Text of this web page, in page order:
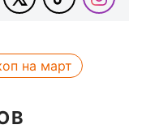
на март